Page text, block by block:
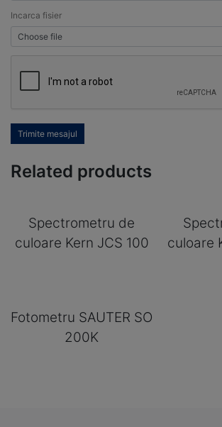
Incarca fisier
Choose file
Trimite mesajul
Related products
Spectrometru de
culoare Kern JCS 100
culoare
Fotometru SAUTER SO
200K